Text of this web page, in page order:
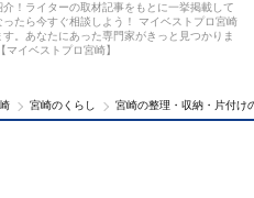
！ライターの取材記事をもとに一挙掲載して
たら今すぐ相談しよう！ マイベストプロ宮崎
。あなたにあった専門家がきっと見つかりま
イベストプロ宮崎】
宮崎のくらし 宮崎の整理・収納・片付け